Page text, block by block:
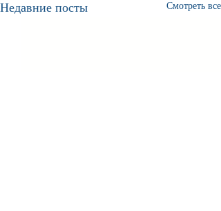
Недавние посты Смотреть все